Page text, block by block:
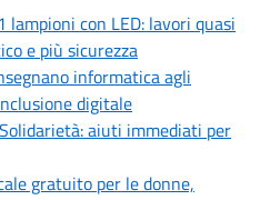
con LED: lavori quasi
e più sicurezza
informatica agli
digitale
aiuti immediati per
gratuito per le donne,